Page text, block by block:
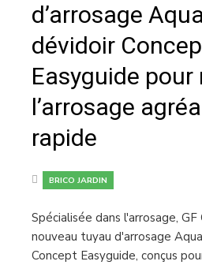
d’arrosage
dévidoir
Easyguide pour
l’arrosage
rapide
BRICO JARDIN
Spécialisée dans l'arrosage,
nouveau tuyau d'arrosage
Concept Easyguide, conçus